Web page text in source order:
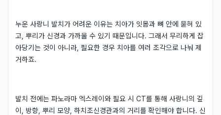
누운 사랑니 발치가 어려운 이유는 치아가 잇몸과 뼈 안에 묻혀 있
고, 뿌리가 신경과 가까울 수 있기 때문입니다. 그래서 무리하게 잡
아당기는 것이 아니라, 필요한 경우 치아를 여러 조각으로 나눠 제
거하죠.
발치 전에는 파노라마 엑스레이와 필요 시 CT를 통해 사랑니의 깊
이, 방향, 뿌리 모양, 하치조신경관과의 거리를 확인해야 합니다. 신